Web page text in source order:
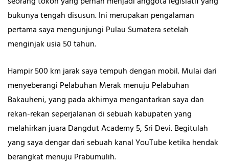
bukunya tengah disusun. Ini merupakan pengalaman
pertama saya mengunjungi Pulau Sumatera setelah
menginjak usia 50 tahun.
Hampir 500 km jarak saya tempuh dengan mobil. Mulai dari
menyeberangi Pelabuhan Merak menuju Pelabuhan
Bakauheni, yang pada akhirnya mengantarkan saya dan
rekan-rekan seperjalanan di sebuah kabupaten yang
melahirkan juara Dangdut Academy 5, Sri Devi. Begitulah
yang saya dengar dari sebuah kanal YouTube ketika hendak
berangkat menuju Prabumulih.